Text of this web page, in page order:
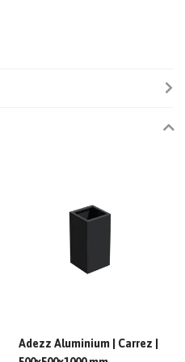
Adezz Aluminium | Carrez |